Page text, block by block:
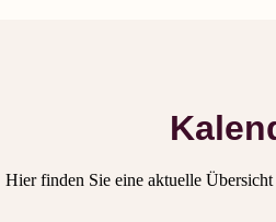
Hier finden Sie eine aktuelle